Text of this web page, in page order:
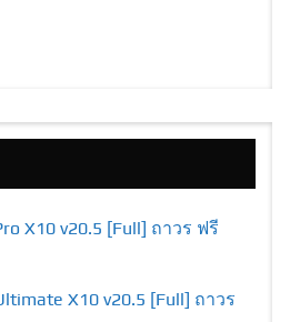
X10 v20.5 [Full] ถาวร ฟรี
X10 v20.5 [Full] ถาวร